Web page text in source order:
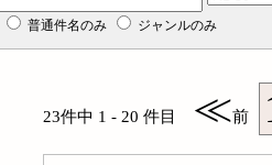
普通件名のみ ジャンルのみ
23件中 1 - 20 件目 ≪前